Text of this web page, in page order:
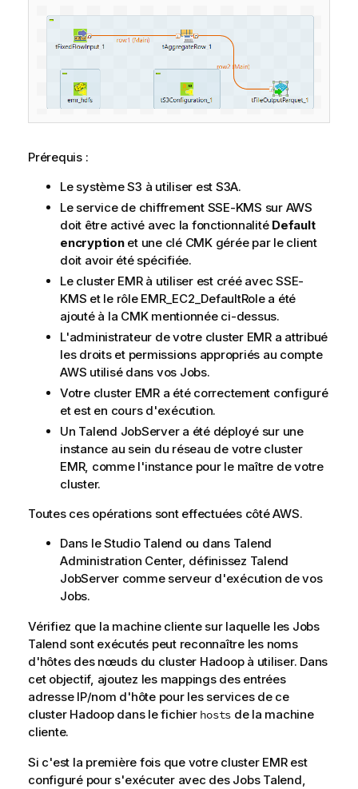
Prérequis :
Le système S3 à utiliser est S3A.
Le service de chiffrement SSE-KMS sur AWS
doit être activé avec la fonctionnalité Default
encryptionet une clé CMK gérée par le client
doit avoir été spécifiée.
Le cluster EMR à utiliser est créé avec SSE-
KMS et le rôle EMR_EC2_DefaultRole a été
ajouté à la CMK mentionnée ci-dessus.
L'administrateur de votre cluster EMR a attribué
les droits et permissions appropriés au compte
AWS utilisé dans vos Jobs.
Votre cluster EMR a été correctement configuré
et est en cours d'exécution.
Un Talend JobServera été déployé sur une
instance au sein du réseau de votre cluster
EMR, comme l'instance pour le maître de votre
cluster.
Toutes ces opérations sont effectuées côté AWS.
Dans leStudio Talend ou dans Talend
Administration Center, définissez Talend
JobServercomme serveur d'exécution de vos
Jobs.
Vérifiez que la machine cliente sur laquelle les Jobs
Talend sont exécutés peut reconnaître les noms
d'hôtes des nœuds du cluster Hadoop à utiliser. Dans
cet objectif, ajoutez les mappings des entrées
adresse IP/nom d'hôte pour les services de ce
cluster Hadoop dans le fichier hosts de la machine
cliente.
Si c'est la première fois que votre cluster EMR est
configuré pour s'exécuter avec des Jobs Talend,